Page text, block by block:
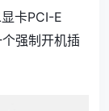
卡PCI-E
强制开机插